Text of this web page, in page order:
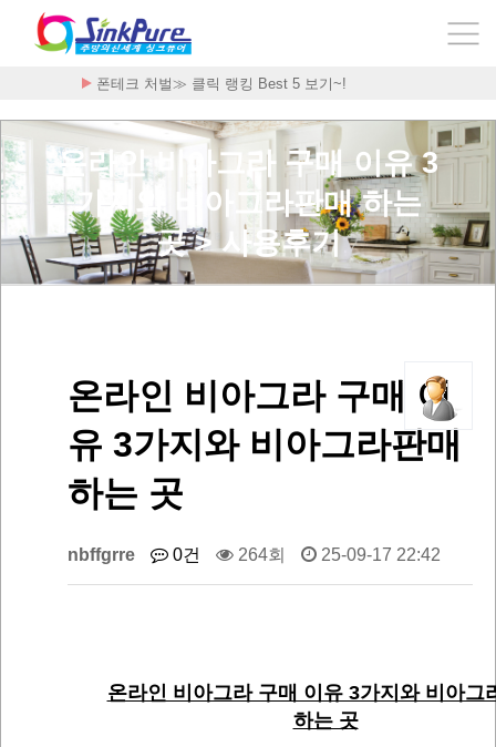
폰테크 처벌≫ 클릭 랭킹 Best 5 보기~!
온라인 비아그라 구매 이유 3
가지와 비아그라판매 하는
곳 > 사용후기
온라인 비아그라 구매 이
유 3가지와 비아그라판매
하는 곳
nbffgrre 0건 264회 25-09-17 22:42
온라인 비아그라 구매 이유 3가지와 비아그
하는 곳